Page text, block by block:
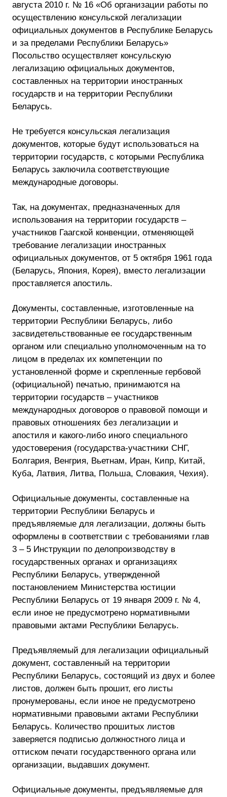
августа 2010 г. № 16 «Об организации работы по
осуществлению консульской легализации
официальных документов в Республике Беларусь
и за пределами Республики Беларусь»
Посольство осуществляет консульскую
легализацию официальных документов,
составленных на территории иностранных
государств и на территории Республики
Беларусь.
Не требуется консульская легализация
документов, которые будут использоваться на
территории государств, с которыми Республика
Беларусь заключила соответствующие
международные договоры.
Так, на документах, предназначенных для
использования на территории государств –
участников Гаагской конвенции, отменяющей
требование легализации иностранных
официальных документов, от 5 октября 1961 года
(Беларусь, Япония, Корея), вместо легализации
проставляется апостиль.
Документы, составленные, изготовленные на
территории Республики Беларусь, либо
засвидетельствованные ее государственным
органом или специально уполномоченным на то
лицом в пределах их компетенции по
установленной форме и скрепленные гербовой
(официальной) печатью, принимаются на
территории государств – участников
международных договоров о правовой помощи и
правовых отношениях без легализации и
апостиля и какого-либо иного специального
удостоверения (государства-участники СНГ,
Болгария, Венгрия, Вьетнам, Иран, Кипр, Китай,
Куба, Латвия, Литва, Польша, Словакия, Чехия).
Официальные документы, составленные на
территории Республики Беларусь и
предъявляемые для легализации, должны быть
оформлены в соответствии с требованиями глав
3 – 5 Инструкции по делопроизводству в
государственных органах и организациях
Республики Беларусь, утвержденной
постановлением Министерства юстиции
Республики Беларусь от 19 января 2009 г. № 4,
если иное не предусмотрено нормативными
правовыми актами Республики Беларусь.
Предъявляемый для легализации официальный
документ, составленный на территории
Республики Беларусь, состоящий из двух и более
листов, должен быть прошит, его листы
пронумерованы, если иное не предусмотрено
нормативными правовыми актами Республики
Беларусь. Количество прошитых листов
заверяется подписью должностного лица и
оттиском печати государственного органа или
организации, выдавших документ.
Официальные документы, предъявляемые для